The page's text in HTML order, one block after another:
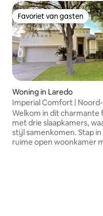
Favoriet van gasten
Favoriet van gasten
Woning in Laredo
Imperial Comfort |
Welkom in dit charmante
met drie slaapkamers,
stijl samenkomen. Stap
ruime open woonkamer